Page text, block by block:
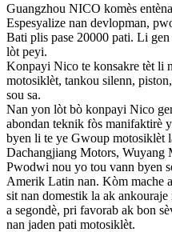
Guangzhou NICO komès
Espesyalize nan devlopman,
Bati plis pase 20000 pati. Li
lòt peyi.
Konpayi Nico te konsakre tèt li
motosiklèt, tankou silenn,
sou sa.
Nan yon lòt bò konpayi Nico
abondan teknik fòs manifaktirè
byen li te ye Gwoup motosiklèt
Dachangjiang Motors, Wuyang
Pwodwi nou yo tou vann byen
Amerik Latin nan. Kòm mache
sit nan domestik la ak
a segondè, pri favorab ak bon
nan jaden pati motosiklèt.